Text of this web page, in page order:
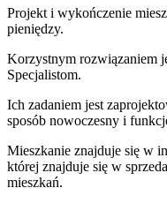
Projekt i wykończenie
pieniędzy.
Korzystnym rozwiązaniem
Specjalistom.
Ich zadaniem jest
sposób nowoczesny i
Mieszkanie znajduje się w
której znajduje się w
mieszkań.